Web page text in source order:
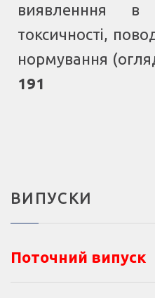
виявленння в
токсичності,
нормування
191
ВИПУСКИ
Поточний випуск